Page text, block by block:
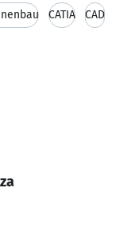
CATIA CAD